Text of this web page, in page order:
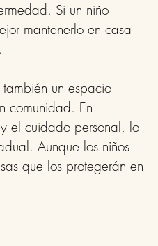
Si un niño
mantenerlo en casa
un espacio
comunidad. En
el cuidado personal, lo
Aunque los niños
que los protegerán en